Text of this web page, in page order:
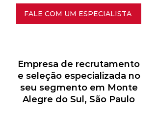
FALE COM UM ESPECIALISTA
Empresa de recrutamento
e seleção especializada no
seu segmento em Monte
Alegre do Sul, São Paulo